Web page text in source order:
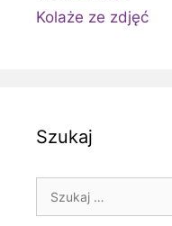
Kolaże ze zdjęć
Szukaj